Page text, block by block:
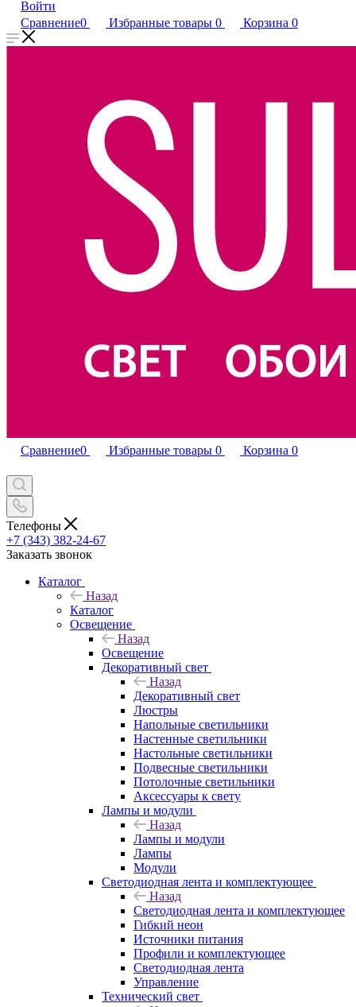
Войти
Сравнение0 Избранные товары 0 Корзина 0
Сравнение0 Избранные товары 0 Корзина 0
Телефоны
+7 (343) 382-24-67
Заказать звонок
Каталог
Назад
Каталог
Освещение
Назад
Освещение
Декоративный свет
Назад
Декоративный свет
Люстры
Напольные светильники
Настенные светильники
Настольные светильники
Подвесные светильники
Потолочные светильники
Аксессуары к свету
Лампы и модули
Назад
Лампы и модули
Лампы
Модули
Светодиодная лента и комплектующее
Назад
Светодиодная лента и комплектующее
Гибкий неон
Источники питания
Профили и комплектующее
Светодиодная лента
Управление
Технический свет